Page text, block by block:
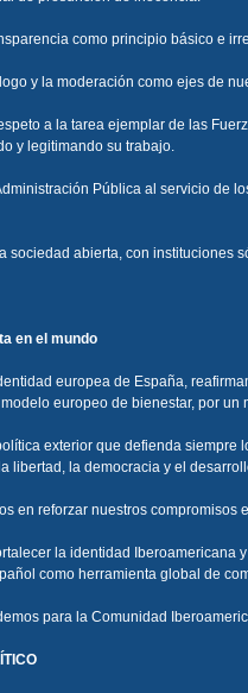
como principio básico e
y la moderación como ejes de
a la tarea ejemplar de las
y legitimando su trabajo.
Pública al servicio de
sociedad abierta, con
en el mundo
europea de España,
europeo de bienestar, por
exterior que defienda
libertad, la democracia y el
en reforzar nuestros
la identidad
como herramienta global de
para la Comunidad